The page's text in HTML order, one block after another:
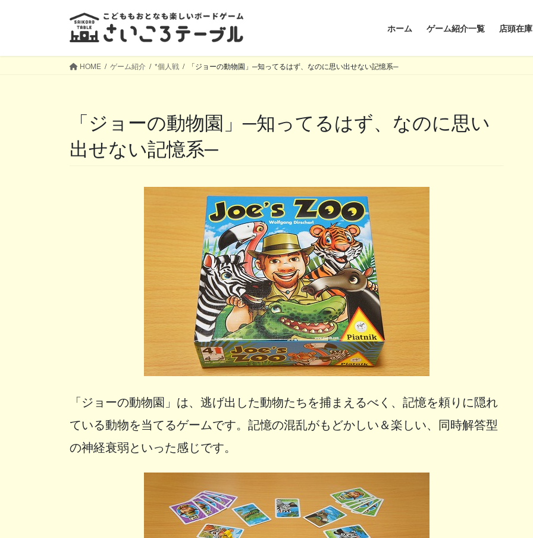
ホーム ゲーム紹介一覧 店頭在庫
HOME ゲーム紹介 *個人戦 「ジョーの動物園」─知ってるはず、なのに思い出せない記憶系─
「ジョーの動物園」─知ってるはず、なのに思い
出せない記憶系─
「ジョーの動物園」は、逃げ出した動物たちを捕まえるべく、記憶を頼りに隠れ
ている動物を当てるゲームです。記憶の混乱がもどかしい＆楽しい、同時解答型
の神経衰弱といった感じです。